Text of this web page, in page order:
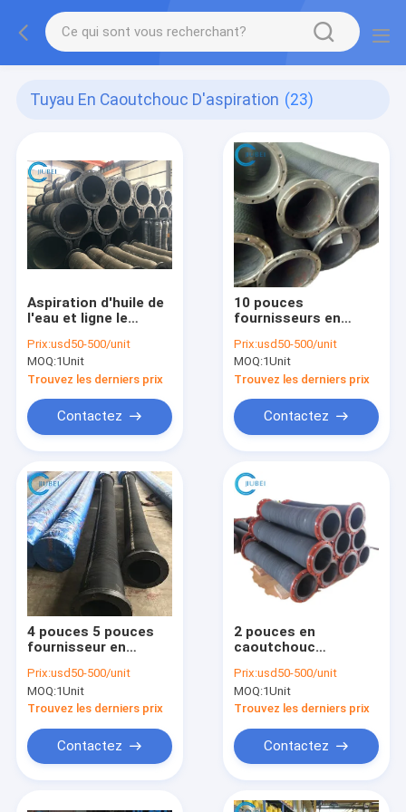
Tuyau En Caoutchouc D'aspiration (23)
Aspiration d'huile de
l'eau et ligne le
de décharge de la
livraison
Prix:usd50-500/unit
MOQ:1Unit
Trouvez les derniers prix
Contactez
10 pouces
fournisseurs en
de tuyau d'aspiration
de l'eau de 8 pouces
extrayant la base
acide chimique de
forage
Prix:usd50-500/unit
MOQ:1Unit
Trouvez les derniers prix
Contactez
4 pouces 5 pouces
fournisseur en
Marine Dredging Pipe
de tuyau d'aspiration
de 6 pouces
Prix:usd50-500/unit
MOQ:1Unit
Trouvez les derniers prix
Contactez
2 pouces en
caoutchouc
pouces tuyau la
décharge de dragage
résistante
Prix:usd50-500/unit
MOQ:1Unit
Trouvez les derniers prix
Contactez